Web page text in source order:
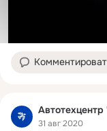
31 авг 2020